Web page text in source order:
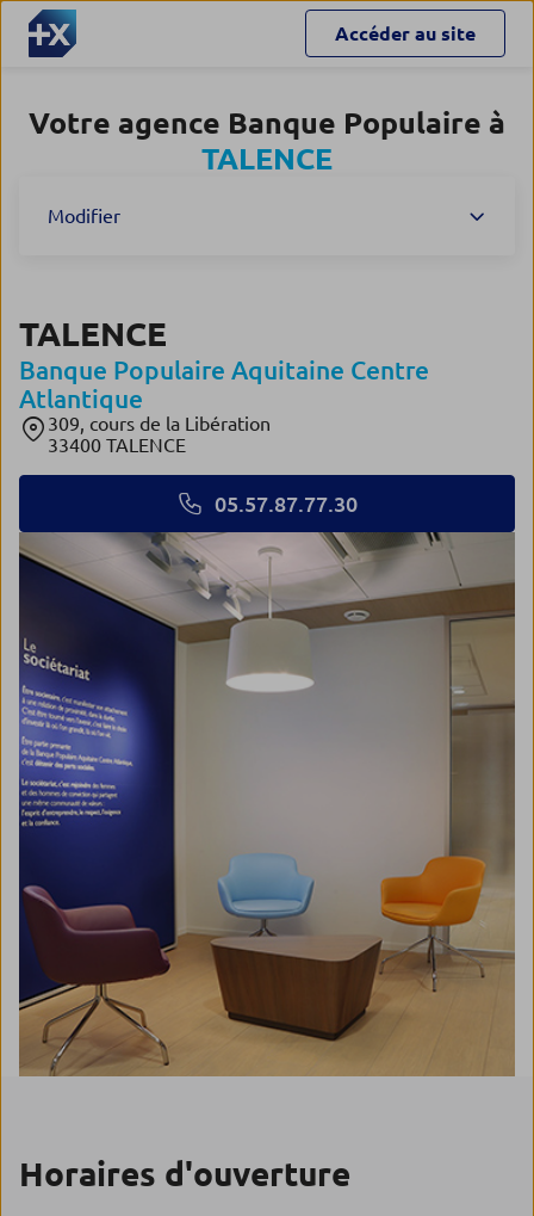
Accéder au site
Votre agence Banque Populaire à
TALENCE
Modifier
TALENCE
Banque Populaire Aquitaine Centre
Atlantique
309, cours de la Libération
33400 TALENCE
05.57.87.77.30
Horaires d'ouverture